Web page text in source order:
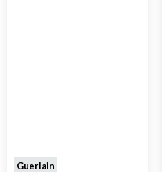
Guerlain